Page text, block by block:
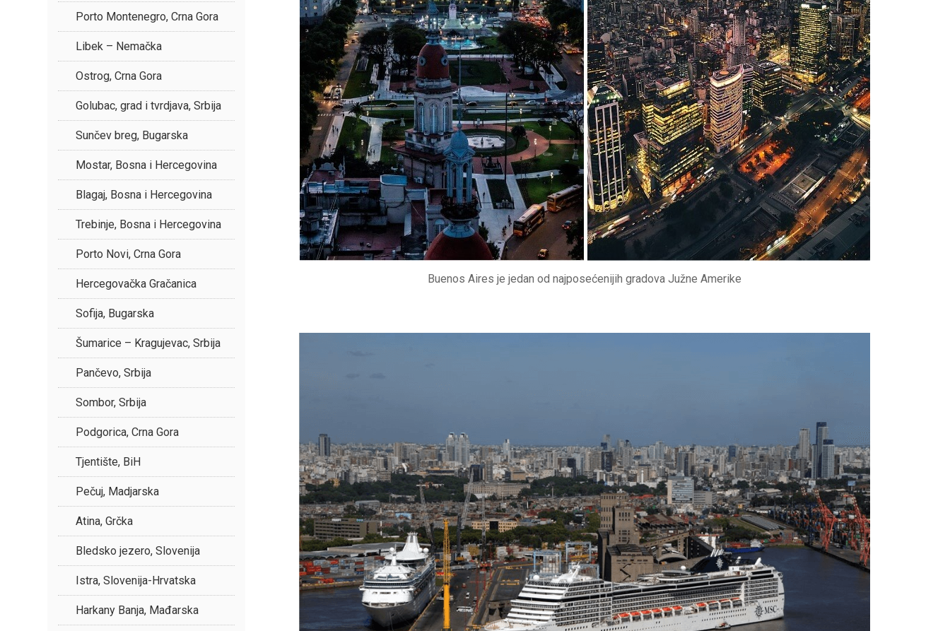
Buenos Aires je jedan od najposećenijih gradova Južne Amerike
Porto Montenegro, Crna Gora
Libek – Nemačka
Ostrog, Crna Gora
Golubac, grad i tvrdjava, Srbija
Sunčev breg, Bugarska
Mostar, Bosna i Hercegovina
Blagaj, Bosna i Hercegovina
Trebinje, Bosna i Hercegovina
Porto Novi, Crna Gora
Hercegovačka Gračanica
Sofija, Bugarska
Šumarice – Kragujevac, Srbija
Pančevo, Srbija
Sombor, Srbija
Podgorica, Crna Gora
Tjentište, BiH
Pečuj, Madjarska
Atina, Grčka
Bledsko jezero, Slovenija
Istra, Slovenija-Hrvatska
Harkany Banja, Mađarska